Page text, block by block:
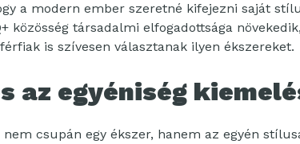
a modern ember szeretné kifejezni saját
közösség társadalmi elfogadottsága
is szívesen választanak ilyen ékszereket.
az egyéniség
csupán egy ékszer, hanem az egyén